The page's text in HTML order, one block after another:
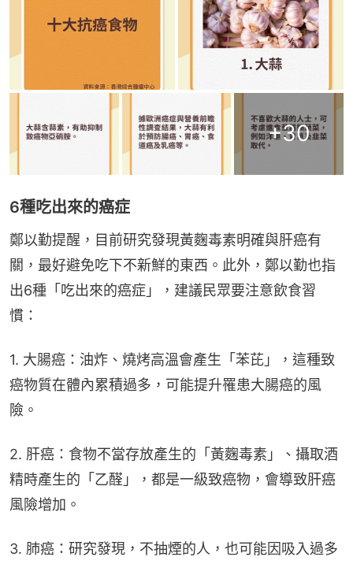
+30
6種吃出來的癌症
鄭以勤提醒，目前研究發現黃麴毒素明確與肝癌有
關，最好避免吃下不新鮮的東西。此外，鄭以勤也指
出6種「吃出來的癌症」，建議民眾要注意飲食習
慣：
1. 大腸癌：油炸、燒烤高溫會產生「苯芘」，這種致
癌物質在體內累積過多，可能提升罹患大腸癌的風
險。
2. 肝癌：食物不當存放產生的「黃麴毒素」、攝取酒
精時產生的「乙醛」，都是一級致癌物，會導致肝癌
風險增加。
3. 肺癌：研究發現，不抽煙的人，也可能因吸入過多